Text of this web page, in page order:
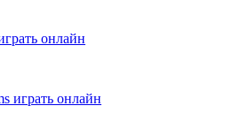
онлайн
играть онлайн